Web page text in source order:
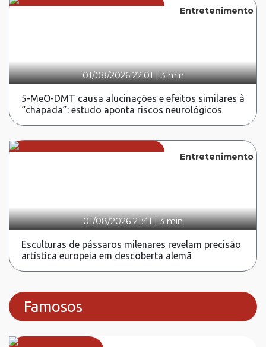
Entretenimento
01/08/2026 22:01|3 min
5-MeO-DMT causa alucinações e efeitos similares à
“chapada”: estudo aponta riscos neurológicos
Entretenimento
01/08/2026 21:41|3 min
Esculturas de pássaros milenares revelam precisão
artística europeia em descoberta alemã
Famosos